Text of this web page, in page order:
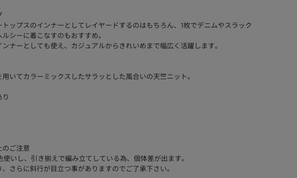
トップスのインナーとしてレイヤードするのはもちろん、1枚でデニムやスラック
シーに着こなすのもおすすめ。
ナーとしても使え、カジュアルからきれいめまで幅広く活躍します。
いてカラーミックスしたサラッとした風合いの天竺ニット。
ご注意
いし、引き揃えで編み立てしている為、個体差が出ます。
さらに斜行が目立つ事がありますのでご了承下さい。